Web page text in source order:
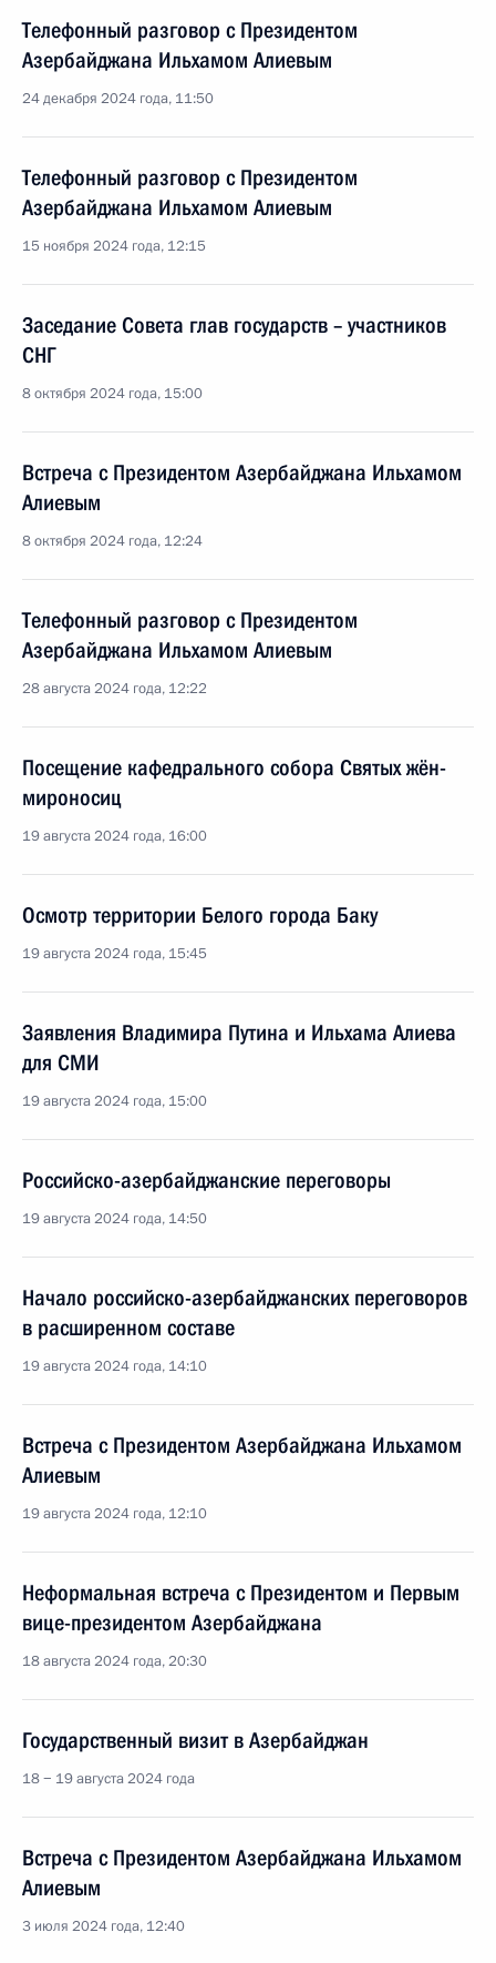
Телефонный разговор с Президентом
Азербайджана Ильхамом Алиевым
24 декабря 2024 года, 11:50
Телефонный разговор с Президентом
Азербайджана Ильхамом Алиевым
15 ноября 2024 года, 12:15
Заседание Совета глав государств – участников
СНГ
8 октября 2024 года, 15:00
Встреча с Президентом Азербайджана Ильхамом
Алиевым
8 октября 2024 года, 12:24
Телефонный разговор с Президентом
Азербайджана Ильхамом Алиевым
28 августа 2024 года, 12:22
Посещение кафедрального собора Святых жён-
мироносиц
19 августа 2024 года, 16:00
Осмотр территории Белого города Баку
19 августа 2024 года, 15:45
Заявления Владимира Путина и Ильхама Алиева
для СМИ
19 августа 2024 года, 15:00
Российско-азербайджанские переговоры
19 августа 2024 года, 14:50
Начало российско-азербайджанских переговоров
в расширенном составе
19 августа 2024 года, 14:10
Встреча с Президентом Азербайджана Ильхамом
Алиевым
19 августа 2024 года, 12:10
Неформальная встреча с Президентом и Первым
вице-президентом Азербайджана
18 августа 2024 года, 20:30
Государственный визит в Азербайджан
18 − 19 августа 2024 года
Встреча с Президентом Азербайджана Ильхамом
Алиевым
3 июля 2024 года, 12:40